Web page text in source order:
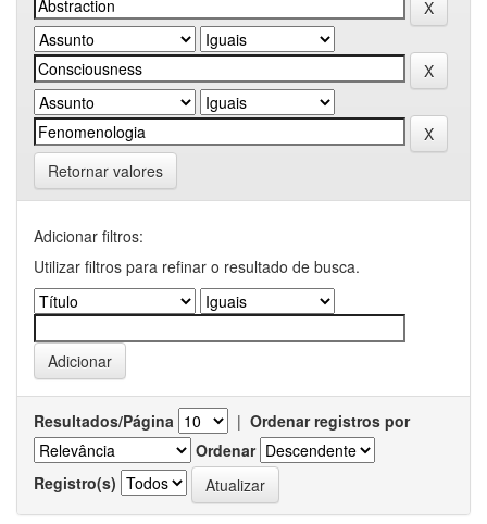
Retornar valores
Adicionar filtros:
Utilizar filtros para refinar o resultado de busca.
Resultados/Página | Ordenar registros por
Ordenar
Registro(s)